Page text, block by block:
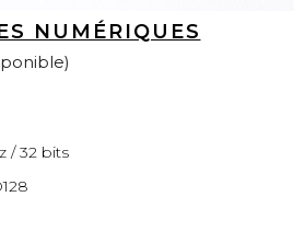
NUMÉRIQUES
/ 32 bits